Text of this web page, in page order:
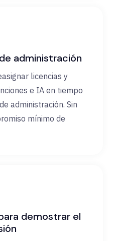
administración
licencias y
e IA en tiempo
administración. Sin
mínimo de
demostrar el